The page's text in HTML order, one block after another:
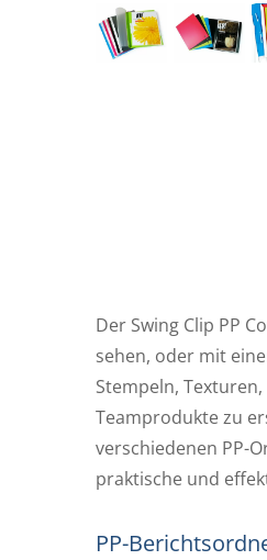
Der Swing Clip PP
sehen, oder mit
Stempeln,
Teamprodukte zu
verschiedenen PP-
praktische und
PP-